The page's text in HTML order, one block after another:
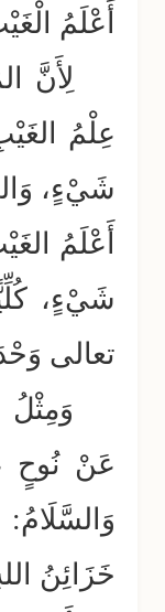
أَعْلَمُ
لِأَنَّ
عِلْمُ
شَيْءٍ،
أَعْلَمُ
شَيْءٍ،
تعالى
وَمِثْلُ
عَنْ نُوحٍ
خَزَائِنُ